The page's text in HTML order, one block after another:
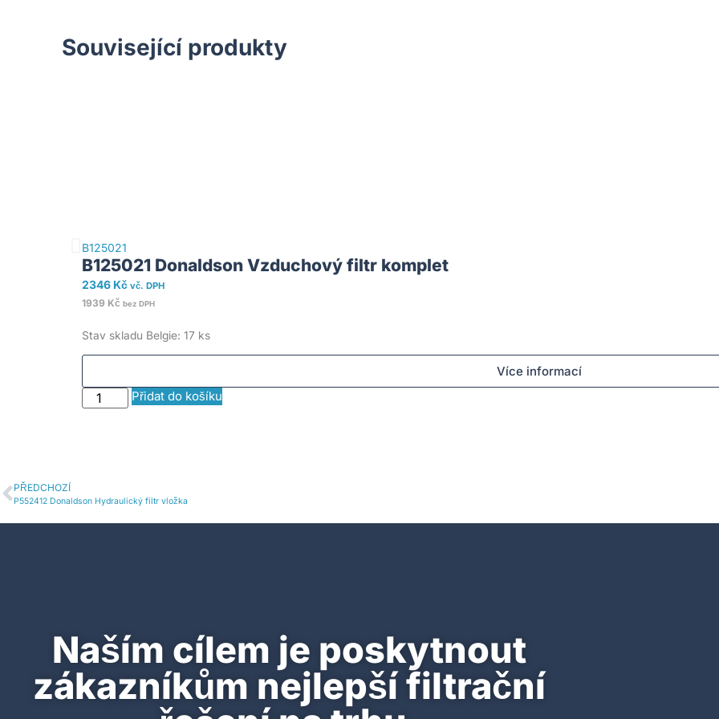
Související produkty
B125021
B125021 Donaldson Vzduchový filtr komplet
2346 Kč vč. DPH
1939 Kč bez DPH
Stav skladu Belgie: 17 ks
Více informací
Přidat do košíku
PŘEDCHOZÍ
P552412 Donaldson Hydraulický filtr vložka
Naším cílem je poskytnout
zákazníkům nejlepší filtrační